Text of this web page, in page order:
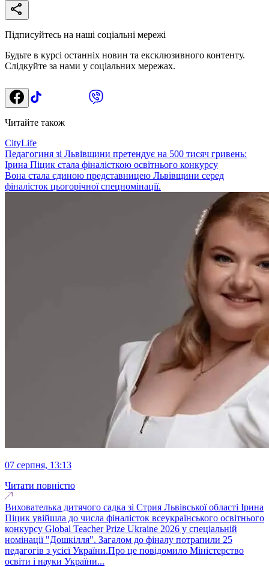
Підписуйтесь на наші соціальні мережі
Будьте в курсі останніх новин та ексклюзивного контенту.
Слідкуйте за нами у соціальних мережах.
Читайте також
CityLife
Педагогиня зі Львівщини претендує на 500 тисяч гривень:
Ірина Піцик стала фіналісткою освітнього конкурсу
Вона стала єдиною представницею Львівщини серед
фіналісток цьогорічної спецномінації.
07 серпня, 13:13
Читати повністю
Вихователька дитячого садка зі Стрия Львівської області Ірина
Піцик увійшла до числа фіналісток всеукраїнського освітнього
конкурсу Global Teacher Prize Ukraine 2026 у спеціальній
номінації "Дошкілля". Загалом до фіналу потрапили 25
педагогів з усієї України.Про це повідомило Міністерство
освіти і науки України...